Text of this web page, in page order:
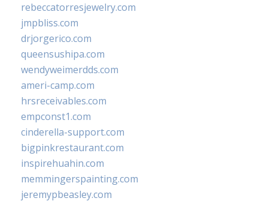
rebeccatorresjewelry.com
jmpbliss.com
drjorgerico.com
queensushipa.com
wendyweimerdds.com
ameri-camp.com
hrsreceivables.com
empconst1.com
cinderella-support.com
bigpinkrestaurant.com
inspirehuahin.com
memmingerspainting.com
jeremypbeasley.com